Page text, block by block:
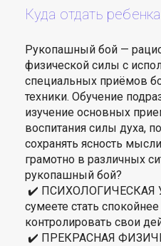
Куда отдать
Рукопашный бой —
физической силы с
специальных приёмов
техники. Обучение
изучение основных
воспитания силы духа,
сохранять ясность
грамотно в различных
рукопашный бой?
✔️ ПСИХОЛОГИЧЕСКАЯ
сумеете стать
контролировать свои
✔️ ПРЕКРАСНАЯ